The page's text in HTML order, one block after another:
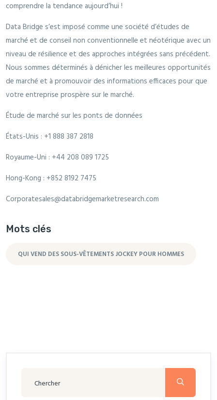
comprendre la tendance aujourd’hui !
Data Bridge s’est imposé comme une société d’études de
marché et de conseil non conventionnelle et néotérique avec un
niveau de résilience et des approches intégrées sans précédent.
Nous sommes déterminés à dénicher les meilleures opportunités
de marché et à promouvoir des informations efficaces pour que
votre entreprise prospère sur le marché.
Étude de marché sur les ponts de données
États-Unis : +1 888 387 2818
Royaume-Uni : +44 208 089 1725
Hong-Kong : +852 8192 7475
Corporatesales@databridgemarketresearch.com
Mots clés
QUI VEND DES SOUS-VÊTEMENTS JOCKEY POUR HOMMES